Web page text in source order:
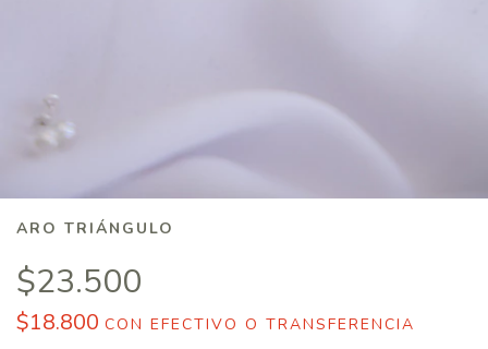
ARO TRIÁNGULO
$23.500
$18.800 CON EFECTIVO O TRANSFERENCIA